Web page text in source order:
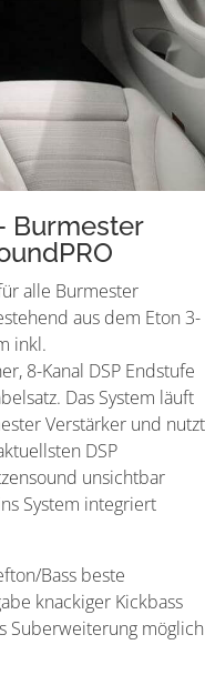
Burmester
alle Burmester
aus dem Eton 3-
inkl.
8-Kanal DSP Endstufe
Das System läuft
Verstärker und nutzt
DSP
unsichtbar
System integriert
Bass beste
knackiger Kickbass
Suberweiterung möglich